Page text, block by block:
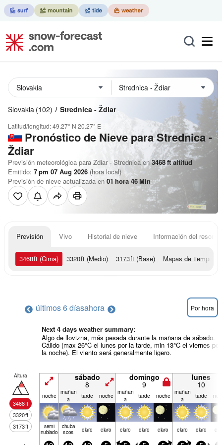
Slovakia (102) Strednica - Ždiar
Latitud/longitud:49.27° N 20.27° E
Pronóstico de Nieve para Strednica -
Ždiar
Previsión meteorológica para Zdiar - Strednica en 3468ftaltitud
Emitido: 7 pm 07 Aug 2026 (hora local)
Previsión de nieve actualizada en 01 hora 46Min
Previsión Vivo Historial de nieve Información del resort
3468ft (Cima) 3320ft (Medio) 3173ft (Base) Mapas de tiempo
últimos 6 díasahora Por hora
Next 4 days weather summary:
Algo de llovizna, más pesada durante la mañana de sábado.
Cálido (max 26°C el lunes por la tarde, min 13°C el viernes por
la noche). El viento será generalmente ligero.
Altura
3468ft
3320ft
3173ft
sábado
8
domingo
9
lunes
10
noche mañan
a
tarde noche mañan
a
tarde noche mañan
a
tarde
semi
nublado
chuba
scos claro claro claro claro claro claro claro